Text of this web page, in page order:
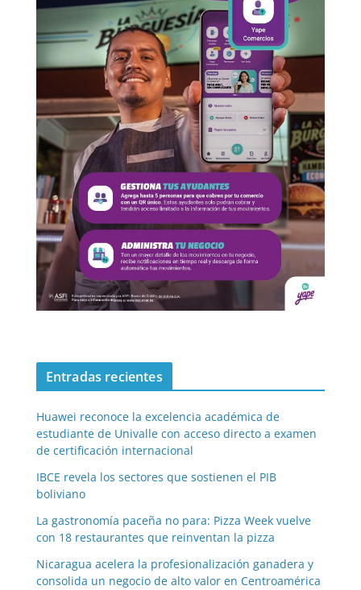
Entradas recientes
Huawei reconoce la excelencia académica de
estudiante de Univalle con acceso directo a examen
de certificación internacional
IBCE revela los sectores que sostienen el PIB
boliviano
La gastronomía paceña no para: Pizza Week vuelve
con 18 restaurantes que reinventan la pizza
Nicaragua acelera la profesionalización ganadera y
consolida un negocio de alto valor en Centroamérica